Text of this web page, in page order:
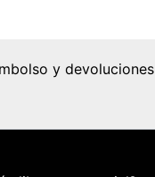
y devoluciones